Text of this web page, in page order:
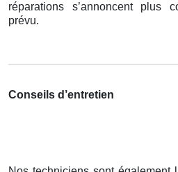
réparations s’annoncent plus
prévu.
Conseils d’entretien